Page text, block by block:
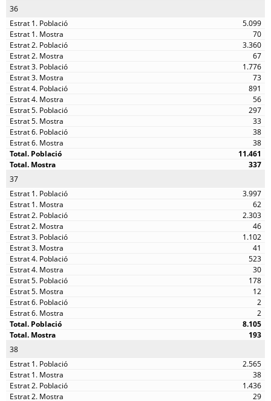
36
5.099
70
3.360
67
1.776
73
891
56
297
33
38
38
11.461
337
37
3.997
62
2.303
46
1.102
41
523
30
178
12
2
2
8.105
193
38
2.565
38
1.436
29